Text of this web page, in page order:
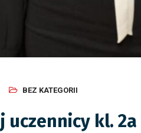
BEZ KATEGORII
uczennicy kl. 2a